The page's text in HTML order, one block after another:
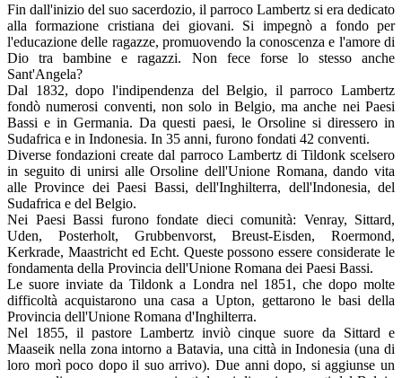
Fin dall'inizio del suo sacerdozio, il parroco Lambertz si era dedicato
alla formazione cristiana dei giovani. Si impegnò a fondo per
l'educazione delle ragazze, promuovendo la conoscenza e l'amore di
Dio tra bambine e ragazzi. Non fece forse lo stesso anche
Sant'Angela?
Dal 1832, dopo l'indipendenza del Belgio, il parroco Lambertz
fondò numerosi conventi, non solo in Belgio, ma anche nei Paesi
Bassi e in Germania. Da questi paesi, le Orsoline si diressero in
Sudafrica e in Indonesia. In 35 anni, furono fondati 42 conventi.
Diverse fondazioni create dal parroco Lambertz di Tildonk scelsero
in seguito di unirsi alle Orsoline dell'Unione Romana, dando vita
alle Province dei Paesi Bassi, dell'Inghilterra, dell'Indonesia, del
Sudafrica e del Belgio.
Nei Paesi Bassi furono fondate dieci comunità: Venray, Sittard,
Uden, Posterholt, Grubbenvorst, Breust-Eisden, Roermond,
Kerkrade, Maastricht ed Echt. Queste possono essere considerate le
fondamenta della Provincia dell'Unione Romana dei Paesi Bassi.
Le suore inviate da Tildonk a Londra nel 1851, che dopo molte
difficoltà acquistarono una casa a Upton, gettarono le basi della
Provincia dell'Unione Romana d'Inghilterra.
Nel 1855, il pastore Lambertz inviò cinque suore da Sittard e
Maaseik nella zona intorno a Batavia, una città in Indonesia (una di
loro morì poco dopo il suo arrivo). Due anni dopo, si aggiunse un